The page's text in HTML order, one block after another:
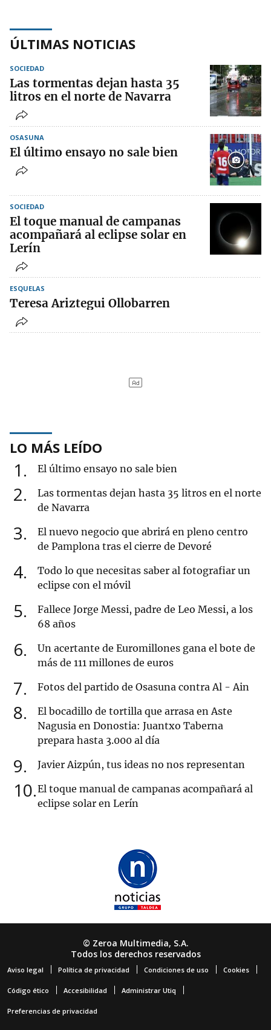
ÚLTIMAS NOTICIAS
SOCIEDAD
Las tormentas dejan hasta 35
litros en el norte de Navarra
OSASUNA
El último ensayo no sale bien
SOCIEDAD
El toque manual de campanas
acompañará al eclipse solar en
Lerín
ESQUELAS
Teresa Ariztegui Ollobarren
LO MÁS LEÍDO
1 El último ensayo no sale bien
2
Las tormentas dejan hasta 35 litros en el norte
de Navarra
3
El nuevo negocio que abrirá en pleno centro
de Pamplona tras el cierre de Devoré
4
Todo lo que necesitas saber al fotografiar un
eclipse con el móvil
5
Fallece Jorge Messi, padre de Leo Messi, a los
68 años
6
Un acertante de Euromillones gana el bote de
más de 111 millones de euros
7 Fotos del partido de Osasuna contra Al - Ain
8
El bocadillo de tortilla que arrasa en Aste
Nagusia en Donostia: Juantxo Taberna
prepara hasta 3.000 al día
9 Javier Aizpún, tus ideas no nos representan
10 El toque manual de campanas acompañará al
eclipse solar en Lerín
© Zeroa Multimedia, S.A.
Todos los derechos reservados
Aviso legal Política de privacidad Condiciones de uso Cookies
Código ético Accesibilidad Administrar Utiq
Preferencias de privacidad